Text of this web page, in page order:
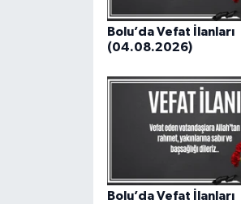
Bolu’da Vefat İlanları
(04.08.2026)
Bolu’da Vefat İlanları